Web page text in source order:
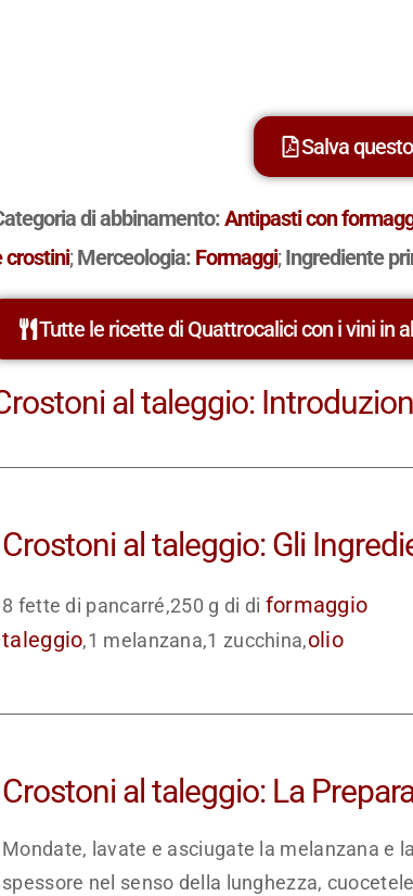
Salva
di abbinamento:Antipasti con
crostini;Merceologia: Formaggi;Ingrediente
Tutte le ricette di Quattrocalici con i vini in
al taleggio:
Crostoni al taleggio: Gli
8 fette di pancarré,250 g di di formaggio
taleggio,1 melanzana,1 zucchina,olio
Crostoni al taleggio: La
Mondate, lavate e asciugate la melanzana e
spessore nel senso della lunghezza,